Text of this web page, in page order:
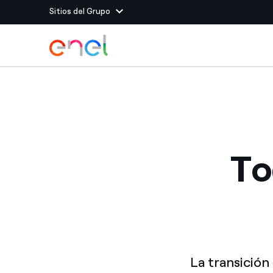
Sitios del Grupo
Sitios del Grupo
Un ecosistema global
Maximizamos la
energía limpia
Dirígete al contenido principal
La